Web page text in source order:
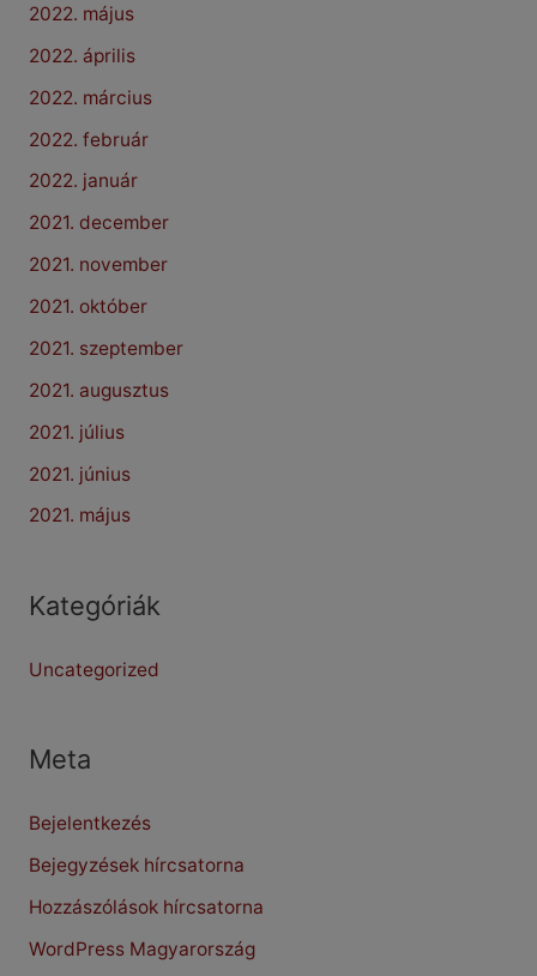
2022. május
2022. április
2022. március
2022. február
2022. január
2021. december
2021. november
2021. október
2021. szeptember
2021. augusztus
2021. július
2021. június
2021. május
Kategóriák
Uncategorized
Meta
Bejelentkezés
Bejegyzések hírcsatorna
Hozzászólások hírcsatorna
WordPress Magyarország